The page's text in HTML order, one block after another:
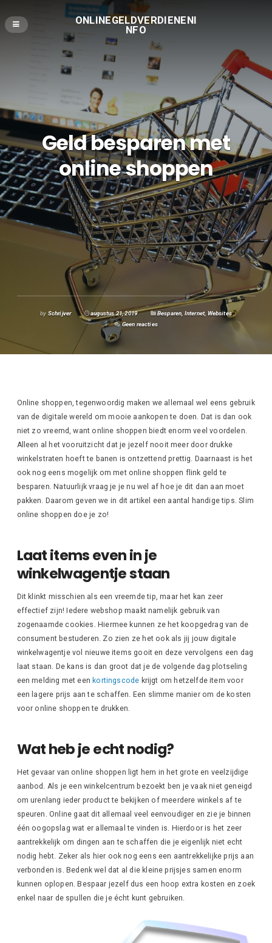
ONLINEGELDVERDIENENI
NFO
Geld besparen met
online shoppen
by Schrijver augustus 21, 2019 Besparen Internet, Websites
Geen reacties
Online shoppen, tegenwoordig maken we allemaal wel eens gebruik
van de digitale wereld om mooie aankopen te doen. Dat is dan ook
niet zo vreemd, want online shoppen biedt enorm veel voordelen.
Alleen al het vooruitzicht dat je jezelf nooit meer door drukke
winkelstraten hoeft te banen is ontzettend prettig. Daarnaast is het
ook nog eens mogelijk om met online shoppen flink geld te
besparen. Natuurlijk vraag je je nu wel af hoe je dit dan aan moet
pakken. Daarom geven we in dit artikel een aantal handige tips. Slim
online shoppen doe je zo!
Laat items even in je
winkelwagentje staan
Dit klinkt misschien als een vreemde tip, maar het kan zeer
effectief zijn! Iedere webshop maakt namelijk gebruik van
zogenaamde cookies. Hiermee kunnen ze het koopgedrag van de
consument bestuderen. Zo zien ze het ook als jij jouw digitale
winkelwagentje vol nieuwe items gooit en deze vervolgens een dag
laat staan. De kans is dan groot dat je de volgende dag plotseling
een melding met een kortingscode krijgt om hetzelfde item voor
een lagere prijs aan te schaffen. Een slimme manier om de kosten
voor online shoppen te drukken.
Wat heb je echt nodig?
Het gevaar van online shoppen ligt hem in het grote en veelzijdige
aanbod. Als je een winkelcentrum bezoekt ben je vaak niet geneigd
om urenlang ieder product te bekijken of meerdere winkels af te
speuren. Online gaat dit allemaal veel eenvoudiger en zie je binnen
één oogopslag wat er allemaal te vinden is. Hierdoor is het zeer
aantrekkelijk om dingen aan te schaffen die je eigenlijk niet echt
nodig hebt. Zeker als hier ook nog eens een aantrekkelijke prijs aan
verbonden is. Bedenk wel dat al die kleine prijsjes samen enorm
kunnen oplopen. Bespaar jezelf dus een hoop extra kosten en zoek
enkel naar de spullen die je écht kunt gebruiken.